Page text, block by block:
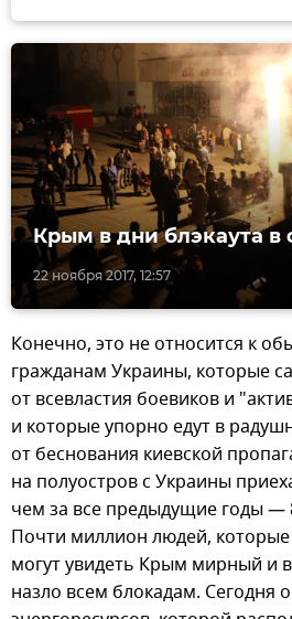
22 ноября 2017, 12:57
Крым в дни блэкаута в
Конечно, это не относится к
гражданам Украины, которые
от всевластия боевиков и
и которые упорно едут в
от беснования киевской
на полуостров с Украины
чем за все предыдущие годы —
Почти миллион людей,
могут увидеть Крым мирный
назло всем блокадам. Сегодня